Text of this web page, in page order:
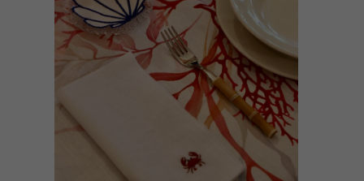
AÑADIR AL CARRITO